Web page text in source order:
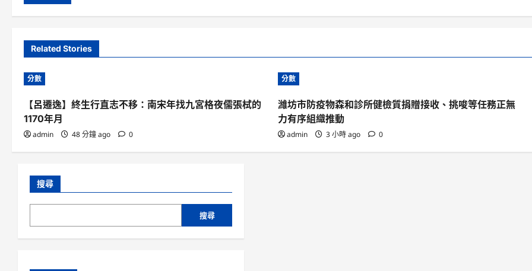
Related Stories
分數
【呂遷逸】終生行直志不移：南宋年找九宮格夜儒張栻的
1170年月
admin 48 分鐘 ago 0
分數
濰坊市防疫物森和診所健檢質捐贈接收、挑唆等任務正無
力有序組織推動
admin 3 小時 ago 0
搜尋
搜尋